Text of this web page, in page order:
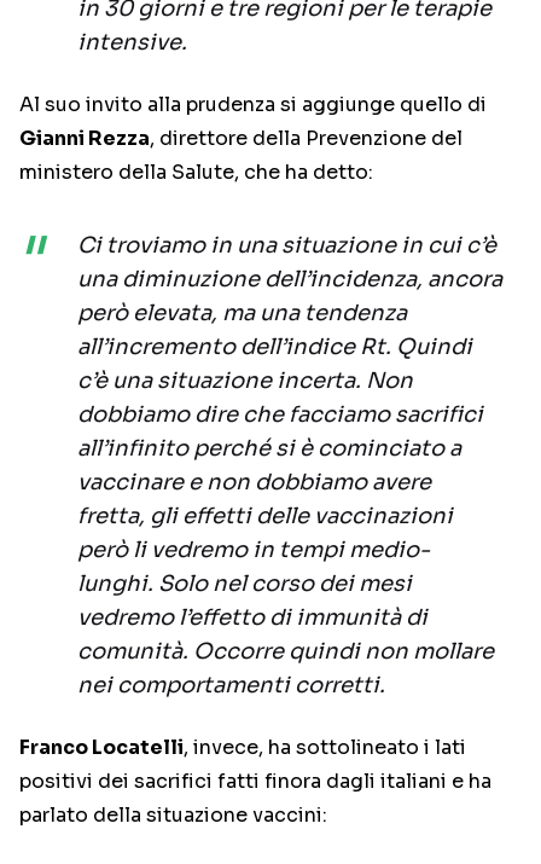
in 30 giorni e tre regioni per le terapie
intensive.
Al suo invito alla prudenza si aggiunge quello di
Gianni Rezza, direttore della Prevenzione del
ministero della Salute, che ha detto:
Ci troviamo in una situazione in cui c’è
una diminuzione dell’incidenza, ancora
però elevata, ma una tendenza
all’incremento dell’indice Rt. Quindi
c’è una situazione incerta. Non
dobbiamo dire che facciamo sacrifici
all’infinito perché si è cominciato a
vaccinare e non dobbiamo avere
fretta, gli effetti delle vaccinazioni
però li vedremo in tempi medio-
lunghi. Solo nel corso dei mesi
vedremo l’effetto di immunità di
comunità. Occorre quindi non mollare
nei comportamenti corretti.
Franco Locatelli, invece, ha sottolineato i lati
positivi dei sacrifici fatti finora dagli italiani e ha
parlato della situazione vaccini: